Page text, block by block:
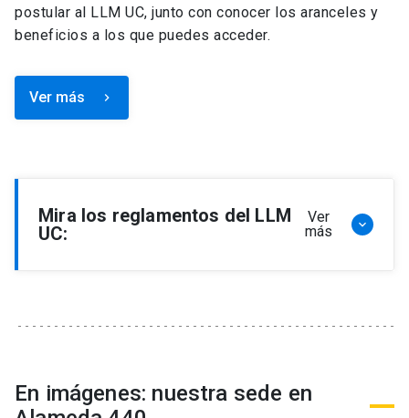
postular al LLM UC, junto con conocer los aranceles y
beneficios a los que puedes acceder.
Ver más keyboard_arrow_right
Mira los reglamentos del LLM
UC:
Ver
más
keyboard_arrow_down
Reglamento de Becas y Descuentos Programa
de Magíster en Derecho, LLM
En imágenes: nuestra sede en